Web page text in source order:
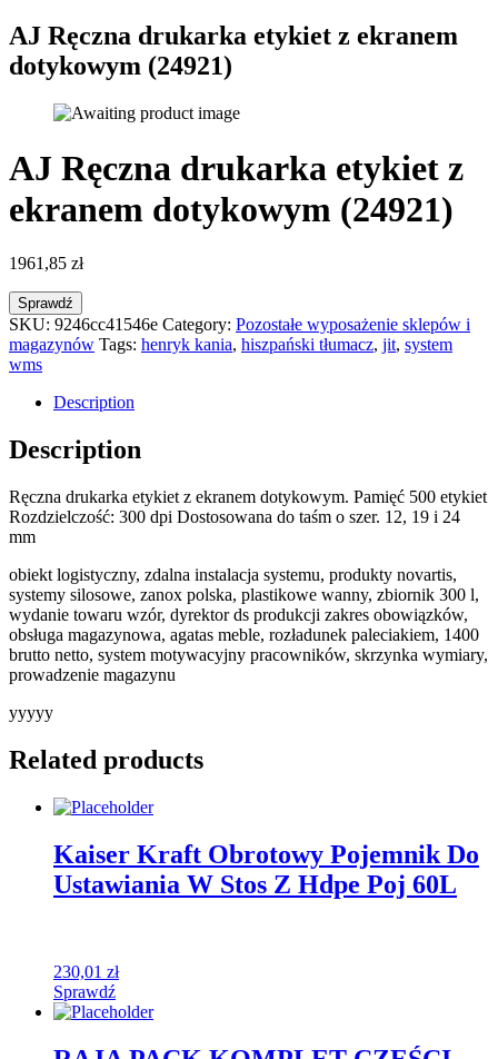
AJ Ręczna drukarka etykiet z ekranem
dotykowym (24921)
AJ Ręczna drukarka etykiet z
ekranem dotykowym (24921)
1961,85 zł
Sprawdź
SKU: 9246cc41546e Category: Pozostałe wyposażenie sklepów i
magazynów Tags: henryk kania, hiszpański tłumacz, jit, system
wms
Description
Description
Ręczna drukarka etykiet z ekranem dotykowym. Pamięć 500 etykiet
Rozdzielczość: 300 dpi Dostosowana do taśm o szer. 12, 19 i 24
mm
obiekt logistyczny, zdalna instalacja systemu, produkty novartis,
systemy silosowe, zanox polska, plastikowe wanny, zbiornik 300 l,
wydanie towaru wzór, dyrektor ds produkcji zakres obowiązków,
obsługa magazynowa, agatas meble, rozładunek paleciakiem, 1400
brutto netto, system motywacyjny pracowników, skrzynka wymiary,
prowadzenie magazynu
yyyyy
Related products
Kaiser Kraft Obrotowy Pojemnik Do
Ustawiania W Stos Z Hdpe Poj 60L
230,01 zł
Sprawdź